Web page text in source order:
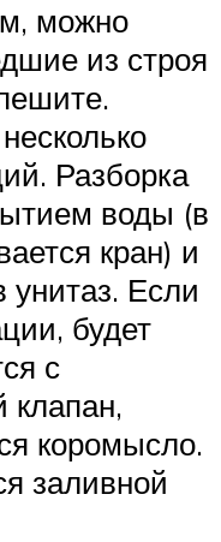
можно
из строя
Разборка
воды (в
кран) и
унитаз. Если
будет
с
клапан,
коромысло.
заливной